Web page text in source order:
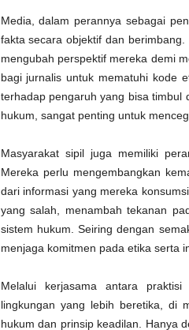
Media, dalam perannya sebagai
fakta secara objektif dan
mengubah perspektif mereka demi
bagi jurnalis untuk mematuhi kode
terhadap pengaruh yang bisa timbul
hukum, sangat penting untuk
Masyarakat sipil juga memiliki
Mereka perlu mengembangkan
dari informasi yang mereka
yang salah, menambah tekanan
sistem hukum. Seiring dengan
menjaga komitmen pada etika serta
Melalui kerjasama antara
lingkungan yang lebih beretika, di
hukum dan prinsip keadilan. Hanya